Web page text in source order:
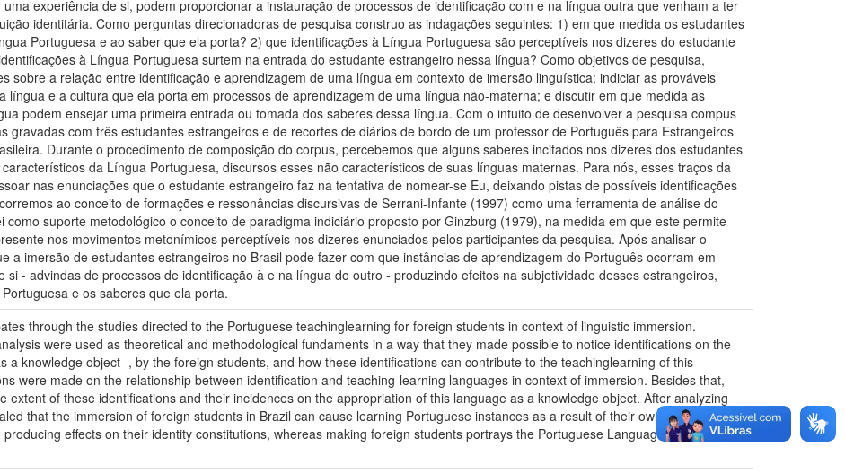
experiência de si, podem proporcionar a instauração de processos de identificação com e na língua outra que venham a ter
identitária. Como perguntas direcionadoras de pesquisa construo as indagações seguintes: 1) em que medida os estudantes
Portuguesa e ao saber que ela porta? 2) que identificações à Língua Portuguesa são perceptíveis nos dizeres do estudante
à Língua Portuguesa surtem na entrada do estudante estrangeiro nessa língua? Como objetivos de pesquisa,
sobre a relação entre identificação e aprendizagem de uma língua em contexto de imersão linguística; indiciar as prováveis
língua e a cultura que ela porta em processos de aprendizagem de uma língua não-materna; e discutir em que medida as
podem ensejar uma primeira entrada ou tomada dos saberes dessa língua. Com o intuito de desenvolver a pesquisa compus
gravadas com três estudantes estrangeiros e de recortes de diários de bordo de um professor de Português para Estrangeiros
Durante o procedimento de composição do corpus, percebemos que alguns saberes incitados nos dizeres dos estudantes
da Língua Portuguesa, discursos esses não característicos de suas línguas maternas. Para nós, esses traços da
nas enunciações que o estudante estrangeiro faz na tentativa de nomear-se Eu, deixando pistas de possíveis identificações
ao conceito de formações e ressonâncias discursivas de Serrani-Infante (1997) como uma ferramenta de análise do
como suporte metodológico o conceito de paradigma indiciário proposto por Ginzburg (1979), na medida em que este permite
nos movimentos metonímicos perceptíveis nos dizeres enunciados pelos participantes da pesquisa. Após analisar o
a imersão de estudantes estrangeiros no Brasil pode fazer com que instâncias de aprendizagem do Português ocorram em
si - advindas de processos de identificação à e na língua do outro - produzindo efeitos na subjetividade desses estrangeiros,
e os saberes que ela porta.
through the studies directed to the Portuguese teachinglearning for foreign students in context of linguistic immersion.
were used as theoretical and methodological fundaments in a way that they made possible to notice identifications on the
a knowledge object -, by the foreign students, and how these identifications can contribute to the teachinglearning of this
were made on the relationship between identification and teaching-learning languages in context of immersion. Besides that,
extent of these identifications and their incidences on the appropriation of this language as a knowledge object. After analyzing
that the immersion of foreign students in Brazil can cause learning Portuguese instances as a result of their own experiences -
effects on their identity constitutions, whereas making foreign students portrays the Portuguese Language and the